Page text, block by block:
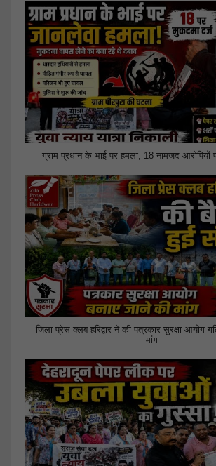
ग्राम प्रधान के भाई पर हमला, 18 नामजद आरोपियों
जिला प्रेस क्लब हरिद्वार ने की पत्रकार सुरक्षा आयोग
मांग